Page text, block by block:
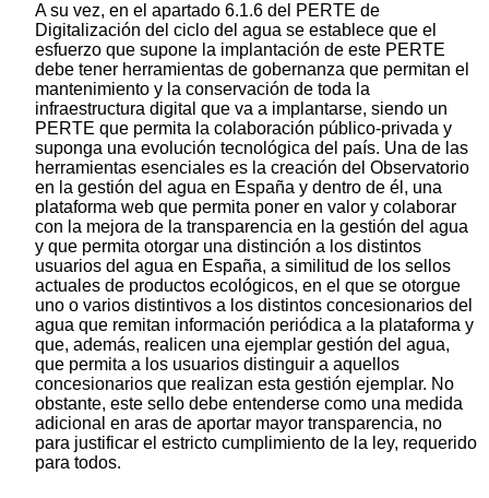
A su vez, en el apartado 6.1.6 del PERTE de
Digitalización del ciclo del agua se establece que el
esfuerzo que supone la implantación de este PERTE
debe tener herramientas de gobernanza que permitan el
mantenimiento y la conservación de toda la
infraestructura digital que va a implantarse, siendo un
PERTE que permita la colaboración público-privada y
suponga una evolución tecnológica del país. Una de las
herramientas esenciales es la creación del Observatorio
en la gestión del agua en España y dentro de él, una
plataforma web que permita poner en valor y colaborar
con la mejora de la transparencia en la gestión del agua
y que permita otorgar una distinción a los distintos
usuarios del agua en España, a similitud de los sellos
actuales de productos ecológicos, en el que se otorgue
uno o varios distintivos a los distintos concesionarios del
agua que remitan información periódica a la plataforma y
que, además, realicen una ejemplar gestión del agua,
que permita a los usuarios distinguir a aquellos
concesionarios que realizan esta gestión ejemplar. No
obstante, este sello debe entenderse como una medida
adicional en aras de aportar mayor transparencia, no
para justificar el estricto cumplimiento de la ley, requerido
para todos.